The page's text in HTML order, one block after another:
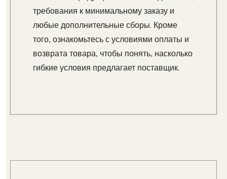
требования к минимальному заказу и
любые дополнительные сборы. Кроме
того, ознакомьтесь с условиями оплаты и
возврата товара, чтобы понять, насколько
гибкие условия предлагает поставщик.